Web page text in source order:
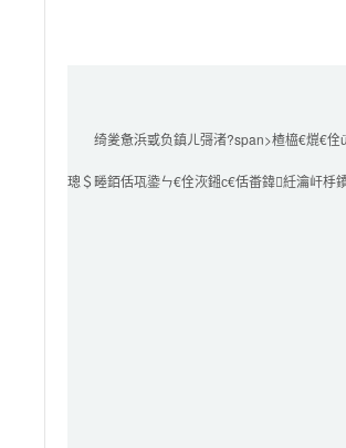
璁＄畻銆佸瓨鍌ㄣ€佺洃鎺с€佸畨鍏紝瀹屽杽